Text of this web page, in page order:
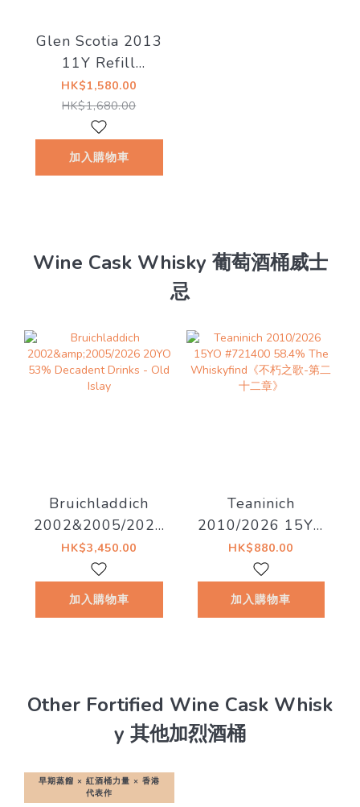
Glen Scotia 2013
11Y Refill
Demerara Rum
Finish 20/329-15
57.0%
HK$1,580.00
HK$1,680.00
加入購物車
Wine Cask Whisky 葡萄酒桶威士
忌
Bruichladdich
2002&2005/2026
20YO 53%
Decadent Drinks -
Old Islay
HK$3,450.00
加入購物車
Teaninich
2010/2026 15YO
#721400 58.4%
The
Whiskyfind《不朽
HK$880.00
加入購物車
Other Fortified Wine Cask Whisk
y 其他加烈酒桶
早期蒸餾 × 紅酒桶力量 × 香港
代表作